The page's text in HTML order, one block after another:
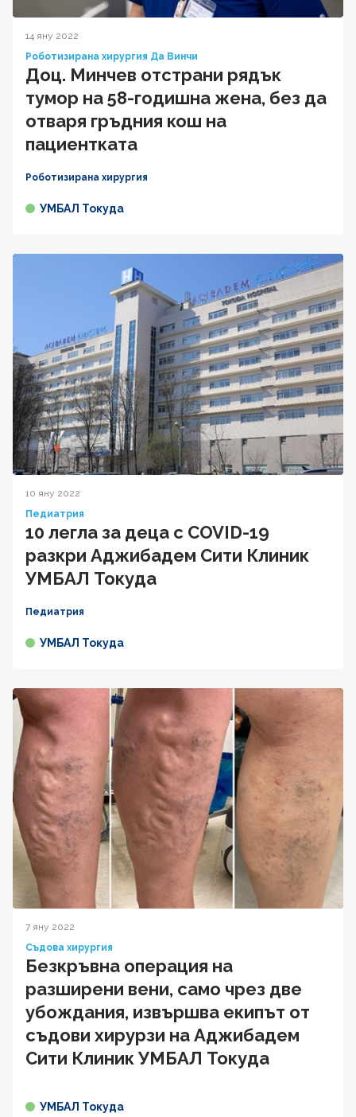
14 яну 2022
Роботизирана хирургия Да Винчи
Доц. Минчев отстрани рядък
тумор на 58-годишна жена, без да
отваря гръдния кош на
пациентката
Роботизирана хирургия
УМБАЛ Токуда
10 яну 2022
Педиатрия
10 легла за деца с COVID-19
разкри Аджибадем Сити Клиник
УМБАЛ Токуда
Педиатрия
УМБАЛ Токуда
7 яну 2022
Съдова хирургия
Безкръвна операция на
разширени вени, само чрез две
убождания, извършва екипът от
съдови хирурзи на Аджибадем
Сити Клиник УМБАЛ Токуда
УМБАЛ Токуда